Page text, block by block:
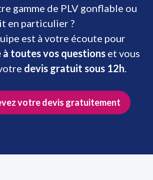
gamme de PLV gonflable ou
en particulier ?
est à votre écoute pour
à toutes vos questions et vous
devis gratuit sous 12h.
votre devis gratuitement